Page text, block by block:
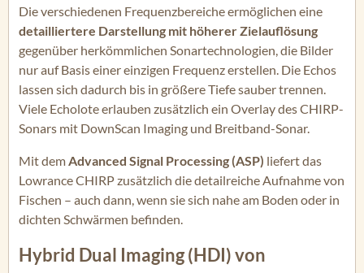
Die verschiedenen Frequenzbereiche ermöglichen eine
detailliertere Darstellung mit höherer Zielauflösung
gegenüber herkömmlichen Sonartechnologien, die Bilder
nur auf Basis einer einzigen Frequenz erstellen. Die Echos
lassen sich dadurch bis in größere Tiefe sauber trennen.
Viele Echolote erlauben zusätzlich ein Overlay des CHIRP-
Sonars mit DownScan Imaging und Breitband-Sonar.
Mit demAdvanced Signal Processing (ASP) liefert das
Lowrance CHIRP zusätzlich die detailreiche Aufnahme von
Fischen – auch dann, wenn sie sich nahe am Boden oder in
dichten Schwärmen befinden.
Hybrid Dual Imaging (HDI) von